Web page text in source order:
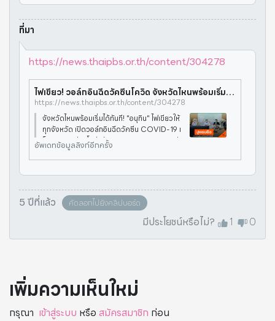
ที่มา
https://news.thaipbs.or.th/content/304278
ไฟเขียว! วอล์กอินฉีดวัคซีนโควิด จังหวัดไหนพร้อมเริ่มได้ทันที
https://news.thaipbs.or.th/content/304278
จังหวัดไหนพร้อมเริ่มได้ทันที! "อนุทิน" ไฟเขียวให้
ทุกจังหวัด เปิดวอล์กอินฉีดวัคซีน COVID-19 เ
ข็มแรก อุดช่องโหว่หวังครอบคลุม 70% ของปร
ะชาชนแต่ละจังหวัด โดยประชาชนที่มีความพร้อม
เข้ารับวัคซีนก่อนแล้วลงทะเ
อัพเดทข้อมูลลิงก์อีกครั้ง
5 ปีที่แล้ว คัดลอกไปยังคลิปบอร์ด
มีประโยชน์หรือไม่? 1 0
เพิ่มความเห็นใหม่
กรุณา เข้าสู่ระบบ หรือ สมัครสมาชิก ก่อน